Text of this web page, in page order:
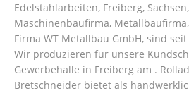
Edelstahlarbeiten, Freiberg,
Maschinenbaufirma,
Firma WT Metallbau GmbH, sind
Wir produzieren für unsere
Gewerbehalle in Freiberg am .
Bretschneider bietet als